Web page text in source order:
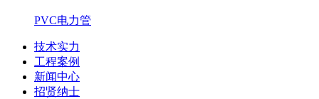
PVC电力管
技术实力
工程案例
新闻中心
招贤纳士